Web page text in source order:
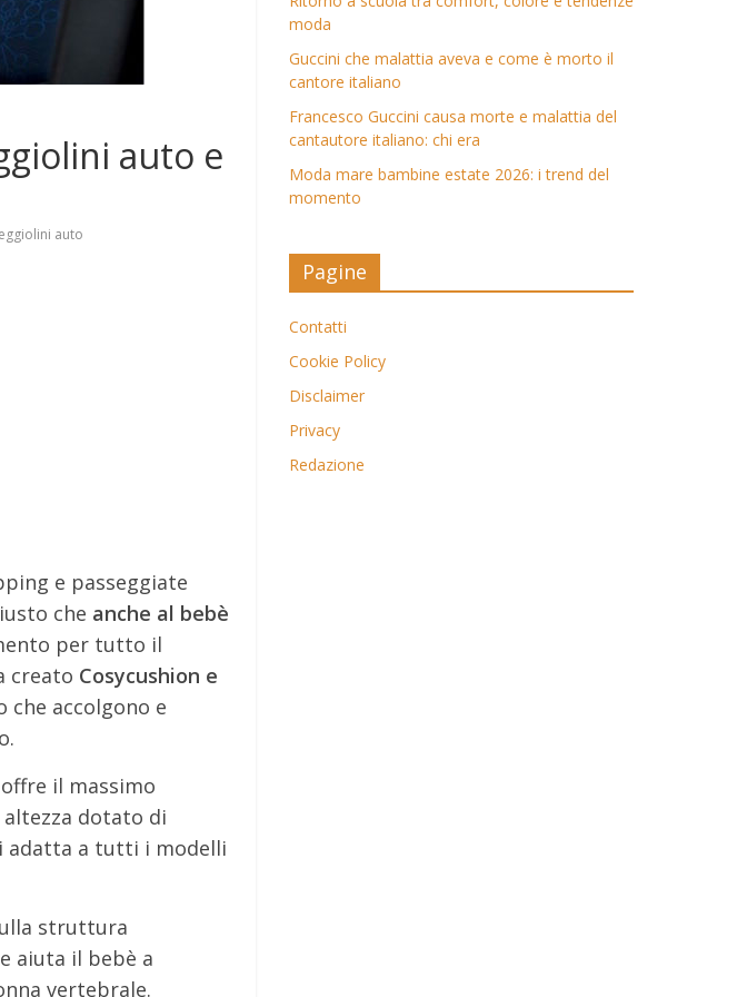
auto e
auto
e passeggiate
che anche al bebè
per tutto il
creato Cosycushion e
accolgono e
offre il massimo
dotato di
adatta a tutti i modelli
struttura
aiuta il bebè a
vertebrale.
moda
Guccini che malattia aveva e come è morto il
cantore italiano
Francesco Guccini causa morte e malattia del
cantautore italiano: chi era
Moda mare bambine estate 2026: i trend del
momento
Pagine
Contatti
Cookie Policy
Disclaimer
Privacy
Redazione